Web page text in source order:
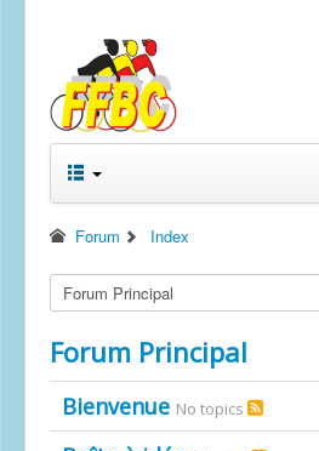
Randonnées permanentes
Revues "Baudet Railleur"
Forum Index
Forum Principal
Bienvenue No topics